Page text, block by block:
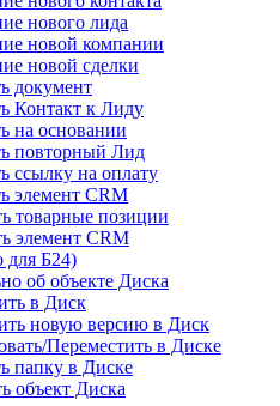
нового лида
новой компании
новой сделки
документ
Контакт к Лиду
на основании
повторный Лид
ссылку на оплату
элемент CRM
товарные позиции
элемент CRM
для Б24)
об объекте Диска
в Диск
новую версию в Диск
Переместить в Диске
папку в Диске
объект Диска